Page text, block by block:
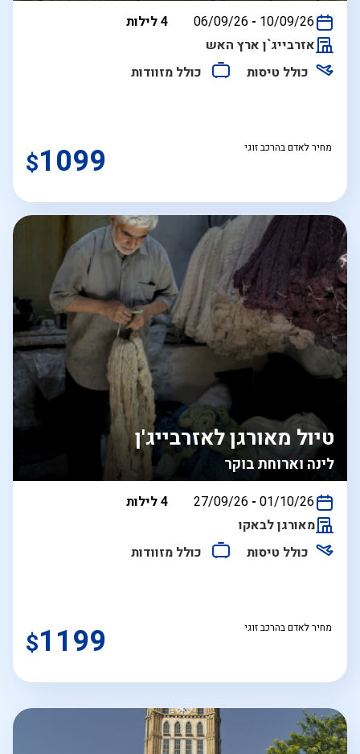
בין
06/09/26 - 10/09/26
4 לילות
אזרבייג`ן ארץ האש
כולל טיסות
כולל מזוודות
מחיר לאדם בהרכב זוגי $1099
לינה וארוחת בוקר
טיול מאורגן לאזרבייג'ן
בין
27/09/26 - 01/10/26
4 לילות
מאורגן לבאקו
כולל טיסות
כולל מזוודות
מחיר לאדם בהרכב זוגי $1199